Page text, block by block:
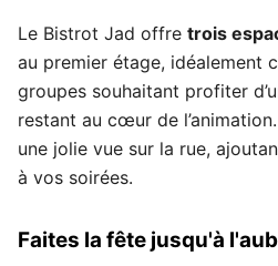
Le Bistrot Jad offre trois
au premier étage, idéalement
groupes souhaitant profiter
restant au cœur de
une jolie vue sur la rue,
à vos soirées.
Faites la fête jusqu'à